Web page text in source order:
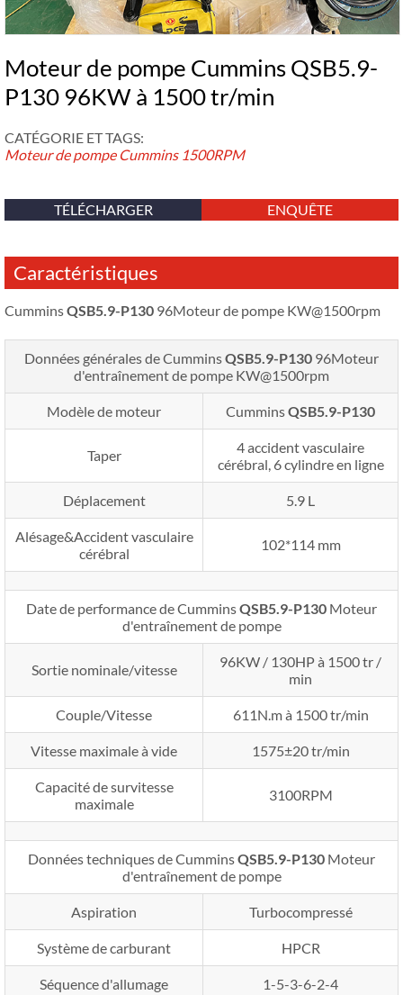
Moteur de pompe Cummins QSB5.9-
P130 96KW à 1500 tr/min
CATÉGORIE ET ​​TAGS:
Moteur de pompe Cummins 1500RPM
TÉLÉCHARGER ENQUÊTE
Caractéristiques
CumminsQSB5.9-P130 96Moteur de pompe KW@1500rpm
Données générales de CumminsQSB5.9-P130 96Moteur
d'entraînement de pompe KW@1500rpm
Modèle de moteur CumminsQSB5.9-P130
Taper
4 accident vasculaire
cérébral, 6 cylindre en ligne
Déplacement 5.9 L
Alésage&Accident vasculaire
cérébral
102*114 mm
Date de performance de CumminsQSB5.9-P130 Moteur
d'entraînement de pompe
Sortie nominale/vitesse
96KW / 130HP à 1500 tr /
min
Couple/Vitesse 611N.m à 1500 tr/min
Vitesse maximale à vide 1575±20 tr/min
Capacité de survitesse
maximale
3100RPM
Données techniques de CumminsQSB5.9-P130 Moteur
d'entraînement de pompe
Aspiration Turbocompressé
Système de carburant HPCR
Séquence d'allumage 1-5-3-6-2-4